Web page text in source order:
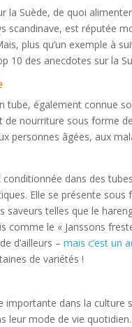
la Suède, de quoi
scandinave, est réputée
plus qu’un exemple à
10 des anecdotes sur la
tube, également connue
de nourriture sous forme
personnes âgées, aux
dans des
Elle se présente
saveurs telles que le
comme le « Janssons
d’ailleurs – mais c’est un
de variétés !
importante dans la
leur mode de vie